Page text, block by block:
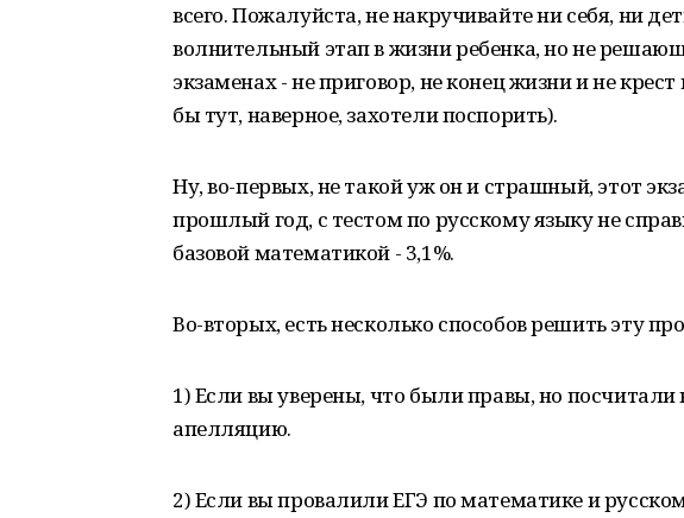
всего. Пожалуйста, не накручивайте ни себя, ни
волнительный этап в жизни ребенка, но не
экзаменах - не приговор, не конец жизни и не
бы тут, наверное, захотели поспорить).
Ну, во-первых, не такой уж он и страшный, этот
прошлый год, с тестом по русскому языку не
базовой математикой - 3,1%.
Во-вторых, есть несколько способов решить эту
1) Если вы уверены, что были правы, но посчитали
апелляцию.
2) Если вы провалили ЕГЭ по математике и